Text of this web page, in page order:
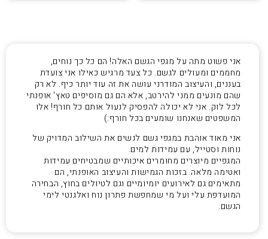
אני פשוט מתה על מגפי הגשם האלה! הם כל כך נוחים,
מחממים ומעולים לגשם. כל צעד מרגיש כאילו אני צועדת
בעננים, והעיצוב המודרני עושה את זה עוד יותר כיף. לא רק
שהם מונעים ממני להירטב, אלא הם גם מוסיפים טאץ' אופנתי
לכל לוק. אני לא יכולה להפסיק לנעול אותם כל חורף! אלו
המשפטים שאנחנו שומעים בכל חורף:)
אני מאוד אוהבת במגפי גשם לנשים את השילוב המדויק של
נוחות וסטייל, עם עמידות למים.
המגפיים מיוצרים מחומרים איכותיים שמבטיחים עמידות
ואטימה מלאה. בזכות הגמישות והעיצוב האופנתי, הם
מתאימים גם לאירועים יומיומיים וגם לטיולים בחוץ, הבחירה
המועדפת עלי ועל מי שמחפשת פתרון נוח ואלגנטי לימי
הגשם.